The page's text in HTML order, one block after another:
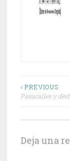
Navegación
‹ PREVIOUS
Pasacalles y
Deja una